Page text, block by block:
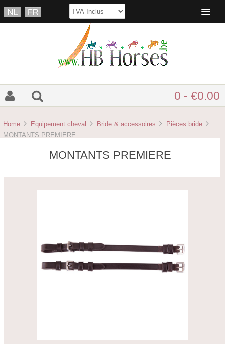
0 - €0.00
Home Equipement cheval Bride & accessoires
Pièces bride
MONTANTS PREMIERE
MONTANTS PREMIERE